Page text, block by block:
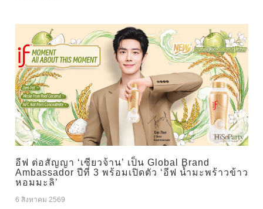
อีฟ ต่อสัญญา ‘เซียวจ้าน’ เป็น Global Brand
Ambassador ปีที่ 3 พร้อมเปิดตัว ‘อีฟ น้ำมะพร้าวข้าว
หอมมะลิ’
6 สิงหาคม 2569